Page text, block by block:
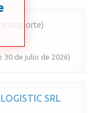
transporte)
30 de julio de 2026)
SRL